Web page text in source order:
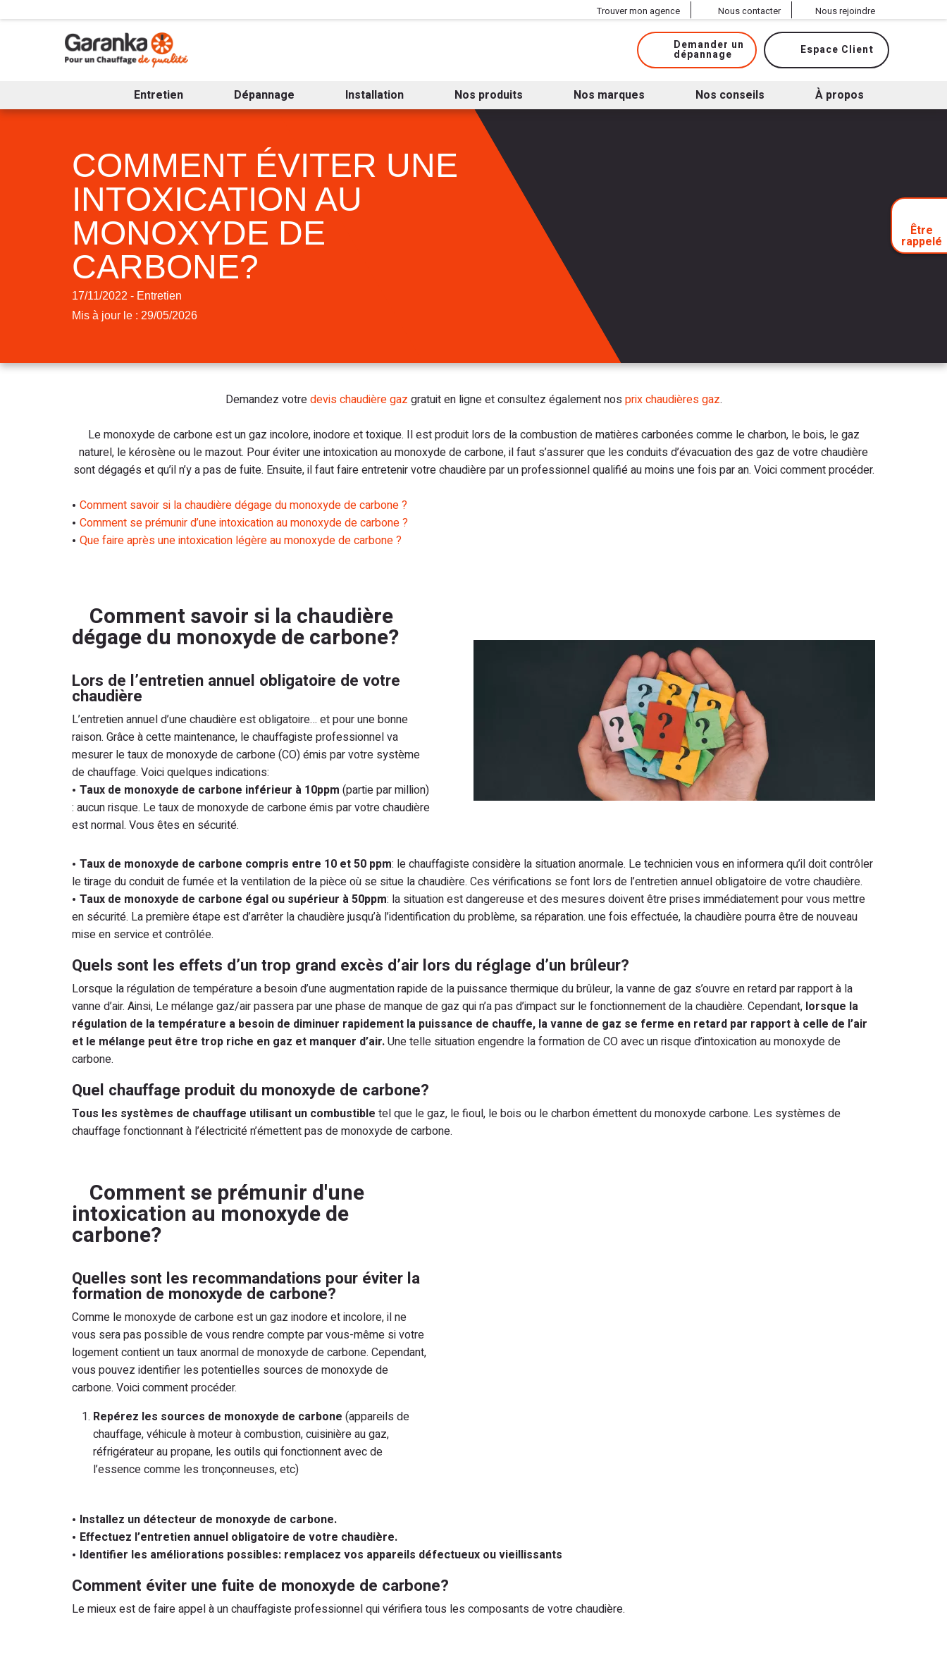
Trouver mon agence Nous contacter Nous rejoindre
Demander un
dépannage Espace Client
Entretien Dépannage Installation Nos produits Nos marques Nos conseils À propos
COMMENT ÉVITER UNE
INTOXICATION AU
MONOXYDE DE
CARBONE?
17/11/2022 - Entretien
Mis à jour le : 29/05/2026
Demandez votredevis chaudière gaz gratuit en ligne et consultez également nos prix chaudières gaz.
Le monoxyde de carbone est un gaz incolore, inodore et toxique. Il est produit lors de la combustion de matières carbonées comme le charbon, le bois, le gaz
naturel, le kérosène ou le mazout. Pour éviter une intoxication au monoxyde de carbone, il faut s’assurer que les conduits d’évacuation des gaz de votre chaudière
sont dégagés et qu’il n’y a pas de fuite. Ensuite, il faut faire entretenir votre chaudière par un professionnel qualifié au moins une fois par an. Voici comment procéder.
Comment savoir si la chaudière dégage du monoxyde de carbone ?
Comment se prémunir d’une intoxication au monoxyde de carbone ?
Que faire après une intoxication légère au monoxyde de carbone ?
Comment savoir si la chaudière
dégage du monoxyde de carbone?
Lors de l’entretien annuel obligatoire de votre
chaudière
L’entretien annuel d’une chaudière est obligatoire… et pour une bonne
raison. Grâce à cette maintenance, le chauffagiste professionnel va
mesurer le taux de monoxyde de carbone (CO) émis par votre système
de chauffage. Voici quelques indications:
Taux de monoxyde de carbone inférieur à 10ppm (partie par million)
: aucun risque. Le taux de monoxyde de carbone émis par votre chaudière
est normal. Vous êtes en sécurité.
Taux de monoxyde de carbone compris entre 10 et 50 ppm: le chauffagiste considère la situation anormale. Le technicien vous en informera qu’il doit contrôler
le tirage du conduit de fumée et la ventilation de la pièce où se situe la chaudière. Ces vérifications se font lors de l’entretien annuel obligatoire de votre chaudière.
Taux de monoxyde de carbone égal ou supérieur à 50ppm: la situation est dangereuse et des mesures doivent être prises immédiatement pour vous mettre
en sécurité. La première étape est d’arrêter la chaudière jusqu’à l’identification du problème, sa réparation. une fois effectuée, la chaudière pourra être de nouveau
mise en service et contrôlée.
Quels sont les effets d’un trop grand excès d’air lors du réglage d’un brûleur?
Lorsque la régulation de température a besoin d’une augmentation rapide de la puissance thermique du brûleur, la vanne de gaz s’ouvre en retard par rapport à la
vanne d’air. Ainsi, Le mélange gaz/air passera par une phase de manque de gaz qui n’a pas d’impact sur le fonctionnement de la chaudière. Cependant, lorsque la
régulation de la température a besoin de diminuer rapidement la puissance de chauffe, la vanne de gaz se ferme en retard par rapport à celle de l’air
et le mélange peut être trop riche en gaz et manquer d’air.Une telle situation engendre la formation de CO avec un risque d’intoxication au monoxyde de
carbone.
Quel chauffage produit du monoxyde de carbone?
Tous les systèmes de chauffage utilisant un combustible tel que le gaz, le fioul, le bois ou le charbon émettent du monoxyde carbone. Les systèmes de
chauffage fonctionnant à l’électricité n’émettent pas de monoxyde de carbone.
Comment se prémunir d'une
intoxication au monoxyde de
carbone?
Quelles sont les recommandations pour éviter la
formation de monoxyde de carbone?
Comme le monoxyde de carbone est un gaz inodore et incolore, il ne
vous sera pas possible de vous rendre compte par vous-même si votre
logement contient un taux anormal de monoxyde de carbone. Cependant,
vous pouvez identifier les potentielles sources de monoxyde de
carbone. Voici comment procéder.
Repérez les sources de monoxyde de carbone (appareils de
chauffage, véhicule à moteur à combustion, cuisinière au gaz,
réfrigérateur au propane, les outils qui fonctionnent avec de
l’essence comme les tronçonneuses, etc)
Installez un détecteur de monoxyde de carbone.
Effectuez l’entretien annuel obligatoire de votre chaudière.
Identifier les améliorations possibles: remplacez vos appareils défectueux ou vieillissants
Comment éviter une fuite de monoxyde de carbone?
Le mieux est de faire appel à un chauffagiste professionnel qui vérifiera tous les composants de votre chaudière.
Être
rappelé